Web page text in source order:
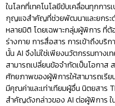
ในโลกที่เทคโนโลยีขับเคลื่อนทุกการ
กุญแจสำคัญที่ช่วยพัฒนาและยกร
หลายมิติ โดยเฉพาะกลุ่มผู้พิการ ที่
ร่างกาย การสื่อสาร การเข้าถึงบริ
นั้น AI จึงไม่ใช่เพียงนวัตกรรมทางเ
สามารถเปลี่ยนข้อจำกัดเป็นโอกาส
ศักยภาพของผู้พิการให้สามารถเรีย
มีคุณค่าและเท่าเทียมผู้อื่น นิตยสาร
สำคัญดังกล่าวของ AI ต่อผู้พิการ